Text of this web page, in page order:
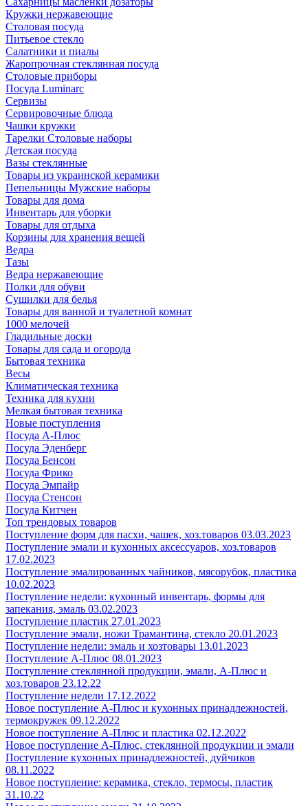
Кружки нержавеющие
Столовая посуда
Питьевое стекло
Салатники и пиалы
Жаропрочная стеклянная посуда
Столовые приборы
Посуда Luminarс
Сервизы
Сервировочные блюда
Чашки кружки
Тарелки Столовые наборы
Детская посуда
Вазы стеклянные
Товары из украинской керамики
Пепельницы Мужские наборы
Товары для дома
Инвентарь для уборки
Товары для отдыха
Корзины для хранения вещей
Ведра
Тазы
Ведра нержавеющие
Полки для обуви
Сушилки для белья
Товары для ванной и туалетной комнат
1000 мелочей
Гладильные доски
Товары для сада и огорода
Бытовая техника
Весы
Климатическая техника
Техника для кухни
Мелкая бытовая техника
Новые поступления
Посуда А-Плюс
Посуда Эденберг
Посуда Бенсон
Посуда Фрико
Посуда Эмпайр
Посуда Стенсон
Посуда Китчен
Топ трендовых товаров
Поступление форм для пасхи, чашек, хоз.товаров 03.03.2023
Поступление эмали и кухонных аксессуаров, хоз.товаров
17.02.2023
Поступление эмалированных чайников, мясорубок, пластика
10.02.2023
Поступление недели: кухонный инвентарь, формы для
запекания, эмаль 03.02.2023
Поступление пластик 27.01.2023
Поступление эмали, ножи Трамантина, стекло 20.01.2023
Поступление недели: эмаль и хозтовары 13.01.2023
Поступление А-Плюс 08.01.2023
Поступление стеклянной продукции, эмали, А-Плюс и
хоз.товаров 23.12.22
Поступление недели 17.12.2022
Новое поступление А-Плюс и кухонных принадлежностей,
термокружек 09.12.2022
Новое поступление А-Плюс и пластика 02.12.2022
Новое поступление А-Плюс, стеклянной продукции и эмали
Поступление кухонных принадлежностей, дуйчиков
08.11.2022
Новое поступление: керамика, стекло, термосы, пластик
31.10.22